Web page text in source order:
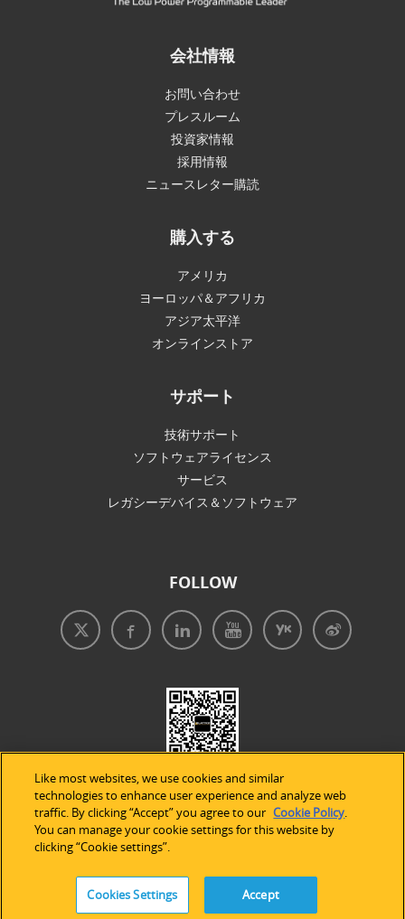
会社情報
お問い合わせ
プレスルーム
投資家情報
採用情報
ニュースレター購読
購入する
アメリカ
ヨーロッパ＆アフリカ
アジア太平洋
オンラインストア
サポート
技術サポート
ソフトウェアライセンス
サービス
レガシーデバイス＆ソフトウェア
FOLLOW
| プライバシープリシー
Like most websites, we use cookies and similar
technologies to enhance user experience and analyze web
traffic. By clicking “Accept” you agree to our Cookie Policy.
You can manage your cookie settings for this website by
clicking “Cookie settings”.
Cookies Settings Accept